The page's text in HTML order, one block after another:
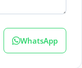
WhatsApp